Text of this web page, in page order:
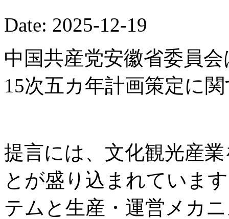
Date: 2025-12-19
中国共産党安徽省委員
15次五カ年計画策定に
提言には、文化観光産
とが盛り込まれていま
テムと生産・運営メカ